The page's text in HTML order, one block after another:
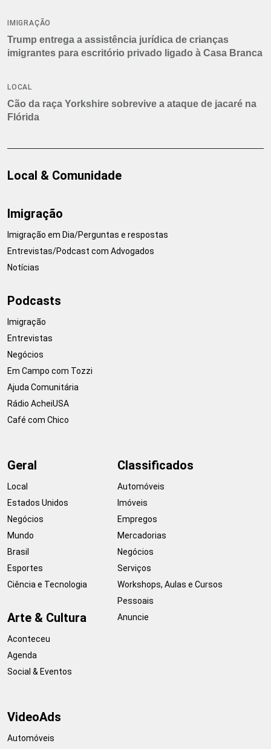
IMIGRAÇÃO
Trump entrega a assistência jurídica de crianças
imigrantes para escritório privado ligado à Casa Branca
LOCAL
Cão da raça Yorkshire sobrevive a ataque de jacaré na
Flórida
Local & Comunidade
Imigração
Imigração em Dia/Perguntas e respostas
Entrevistas/Podcast com Advogados
Notícias
Podcasts
Imigração
Entrevistas
Negócios
Em Campo com Tozzi
Ajuda Comunitária
Rádio AcheiUSA
Café com Chico
Geral
Local
Estados Unidos
Negócios
Mundo
Brasil
Esportes
Ciência e Tecnologia
Arte & Cultura
Aconteceu
Agenda
Social & Eventos
Classificados
Automóveis
Imóveis
Empregos
Mercadorias
Negócios
Serviços
Workshops, Aulas e Cursos
Pessoais
Anuncie
VideoAds
Automóveis